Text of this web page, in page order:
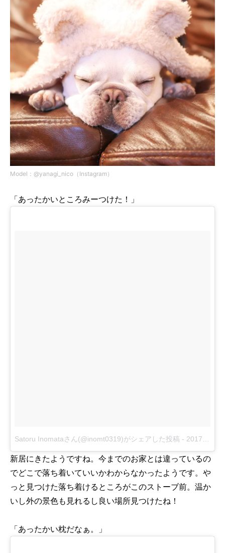
Model：@yanagi_nico（Instagram）
「あったかいところみーつけた！」
Satoru Inomataさん(@inomt0319)がシェアした投稿 - 2017 11月 1 7:14午後 PDT
新居にきたようですね。今までのお家とは違っているの
でどこで落ち着いていいかわからなかったようです。や
っと見つけた落ち着けるところがこのストーブ前。温か
いし外の景色も見れるし良い場所見つけたね！
「あったかい枕だなぁ。」